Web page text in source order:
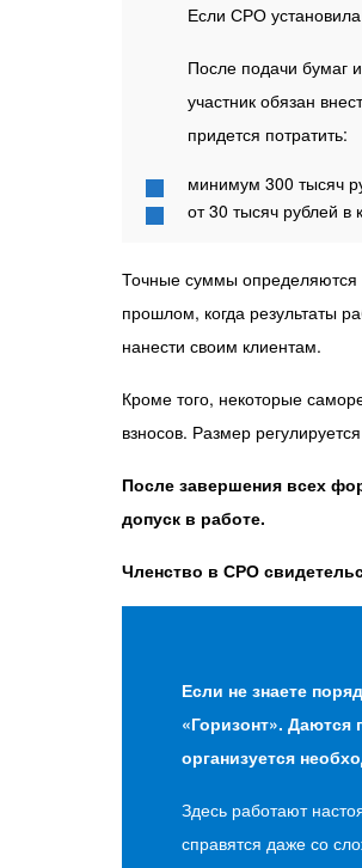
Если СРО
После подачи бумаг
участник обязан
придется потратить:
минимум 300 тысяч
от 30 тысяч рублей
Точные суммы определяются
прошлом, когда результаты
нанести своим клиентам.
Кроме того, некоторые
взносов. Размер
После завершения всех
допуск в работе.
Членство в СРО
Если не знаете
«Горизонт». Даются
организуется
Здесь работают
справятся даже со